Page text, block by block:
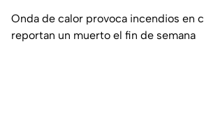
Onda de calor provoca incendios en
reportan un muerto el fin de semana